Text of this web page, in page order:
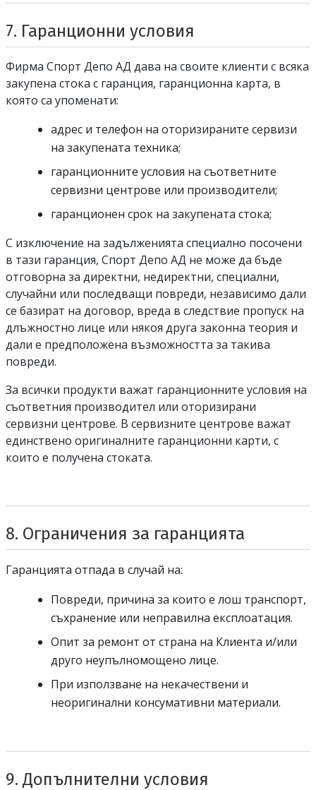
7. Гаранционни условия
Фирма Спорт Депо АД Спорт депо А ДЕ
дава на своите клиенти с всяка
закупена стока с гаранция, гаранционна карта, в
която са упоменати:
адрес и телефон на оторизираните сервизи
на закупената техника;
гаранционните условия на съответните
сервизни центрове или производители;
гаранционен срок на закупената стока;
С изключение на задълженията специално посочени
в тази гаранция, Спорт Депо АД не може да бъде
отговорна за директни, недиректни, специални,
случайни или последващи повреди, независимо дали
се базират на договор, вреда в следствие пропуск на
длъжностно лице или някоя друга законна теория и
дали е предположена възможността за такива
повреди.
За всички продукти важат гаранционните условия на
съответния производител или оторизирани
сервизни центрове. В сервизните центрове важат
единствено оригиналните гаранционни карти, с
които е получена стоката.
8. Ограничения за гаранцията
Гаранцията отпада в случай на:
Повреди, причина за които е лош транспорт,
съхранение или неправилна експлоатация.
Опит за ремонт от страна на Клиента и/или
друго неупълномощено лице.
При използване на некачествени и
неоригинални консумативни материали.
9. Допълнителни условия